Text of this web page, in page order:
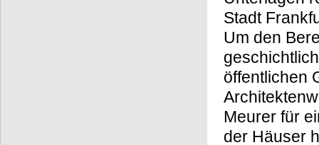
Stadt
Um den
öffentlichen
Meurer für
der Häuser